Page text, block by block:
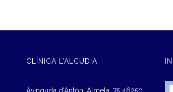
CLÍNICA L’ALCÚDIA